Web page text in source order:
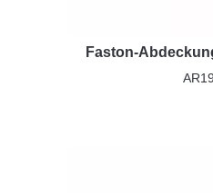
Faston-